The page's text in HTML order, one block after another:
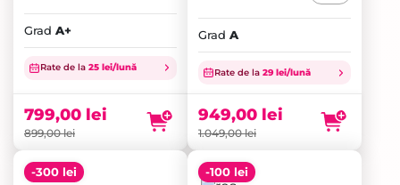
Grad A+
Rate de la 25 lei/lună
899,00lei
Prețul
inițial
fost:
899,00 lei.
799,00 lei
Prețul
este:
799,00 lei.
Grad A
Rate de la 29 lei/lună
1.049,00lei
Prețul
inițial
fost:
1.049,00 lei.
949,00 lei
Prețul
este:
949,00 lei.
-300 lei -100 lei